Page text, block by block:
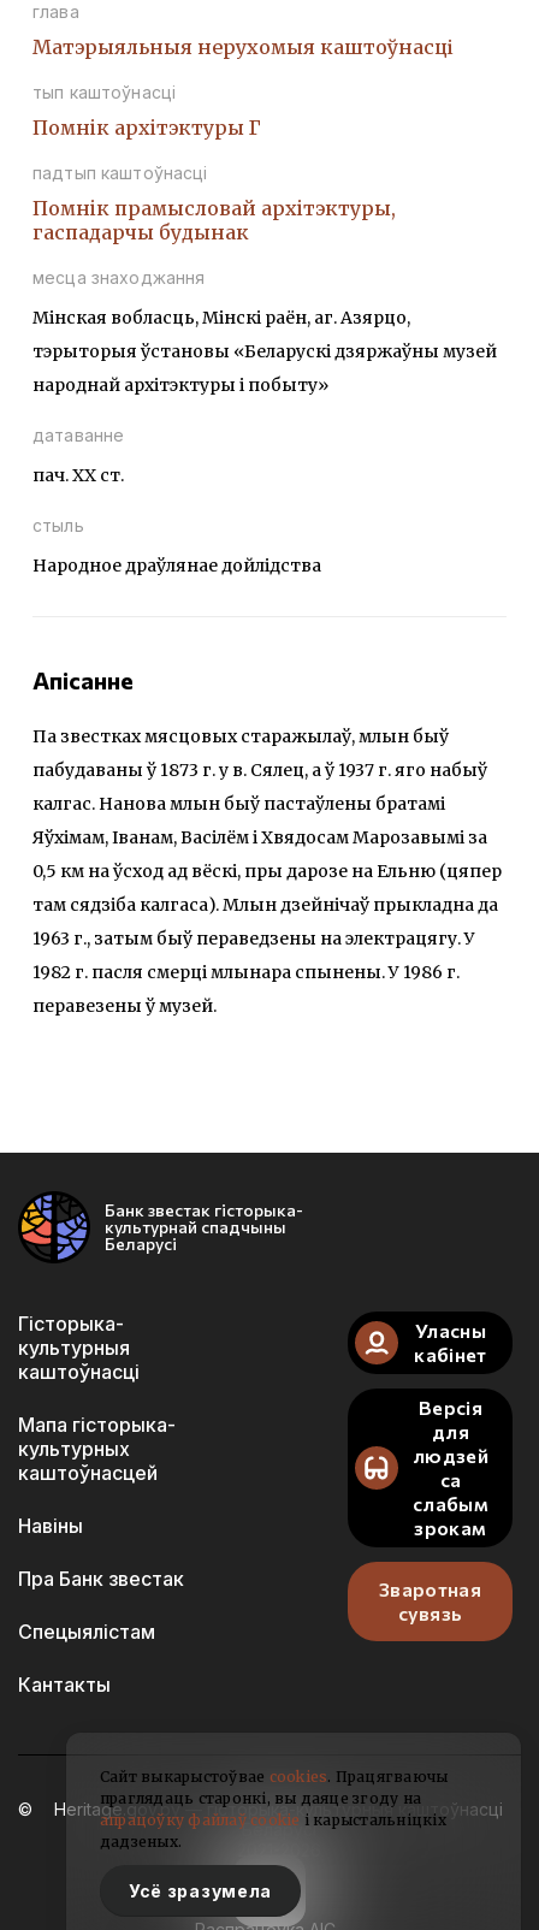
глава
Матэрыяльныя нерухомыя каштоўнасці
тып каштоўнасці
Помнiк архiтэктуры Г
падтып каштоўнасці
Помнiк прамысловай архiтэктуры,
гаспадарчы будынак
месца знаходжання
Мінская вобласць, Мінскі раён, аг. Азярцо,
тэрыторыя ўстановы «Беларускі дзяржаўны музей
народнай архітэктуры і побыту»
датаванне
пач. ХХ ст.
стыль
Народное драўлянае дойлідства
Апісанне
Па звестках мясцовых старажылаў, млын быў
пабудаваны ў 1873 г. у в. Сялец, а ў 1937 г. яго набыў
калгас. Нанова млын быў пастаўлены братамі
Яўхімам, Іванам, Васілём і Хвядосам Марозавымі за
0,5 км на ўсход ад вёскі, пры дарозе на Ельню (цяпер
там сядзіба калгаса). Млын дзейнічаў прыкладна да
1963 г., затым быў пераведзены на электрацягу. У
1982 г. пасля смерці млынара спынены. У 1986 г.
перавезены ў музей.
Банк звестак гісторыка-
культурнай спадчыны
Беларусі
Гісторыка-
культурныя
каштоўнасці
Мапа гісторыка-
культурных
каштоўнасцей
Навіны
Пра Банк звестак
Спецыялістам
Кантакты
Уласны
кабінет
Версія
для
людзей
са
слабым
зрокам
Зваротная
сувязь
Heritage.gov.by — гісторыка-культурныя каштоўнасці
Беларусі
Сайт выкарыстоўвае cookies. Працягваючы
праглядаць старонкі, вы даяце згоду на
апрацоўку файлаў cookie і карыстальніцкіх
дадзеных.
Усё зразумела